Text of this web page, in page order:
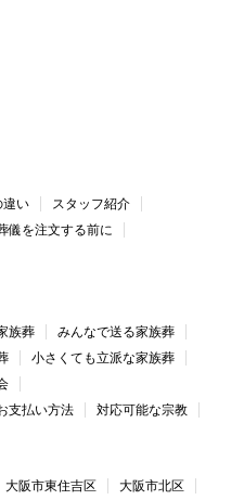
違い
スタッフ紹介
儀を注文する前に
族葬
みんなで送る家族葬
小さくても立派な家族葬
支払い方法 対応可能な宗教
大阪市東住吉区
大阪市北区